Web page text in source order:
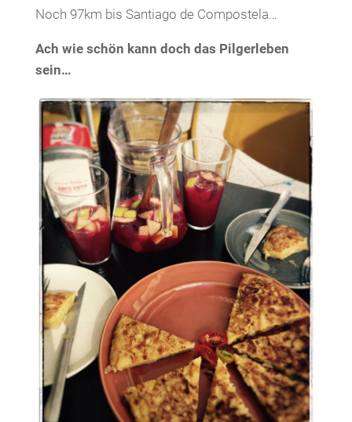
Noch 97km bis Santiago de Compostela…
Ach wie schön kann doch das Pilgerleben
sein…